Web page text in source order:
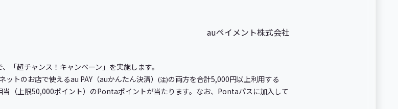
auペイメント株式会社
「超チャンス！キャンペーン」を実施します。
トのお店で使えるau PAY（auかんたん決済） (注)の両方を合計5,000円以上利用する
（上限50,000ポイント）のPontaポイントが当たります。なお、Pontaパスに加入して